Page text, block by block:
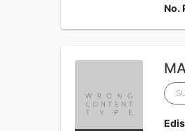
No.